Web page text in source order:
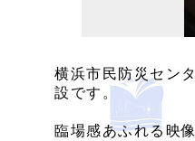
横浜市民防災セン
設です。
臨場感あふれる映